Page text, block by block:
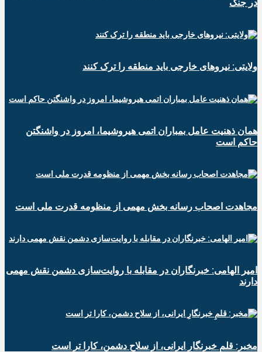
در جنگ
ولایتی: نیروهای خارجی باید منطقه را ترک کنند
همان ذهنیت عامل بمباران اتمی هیروشیما، امروز در واشنگتن
حاکم است
مجاهدت اصحاب رسانه بخش مهمی از منظومه قدرت ملی است
امیر الهامی: خبرنگاران در مقابله با روایت‌سازی دشمن نقش مهمی
دارند
مخبر: قلمِ خبرنگارِ ایرانی، از سلاح دشمن، کارا تر است